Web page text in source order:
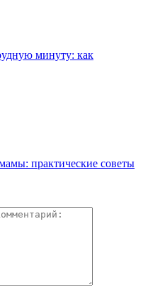
минуту: как
практические советы